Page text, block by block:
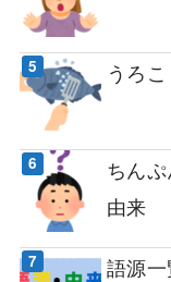
うろ
ちん
由来
語源